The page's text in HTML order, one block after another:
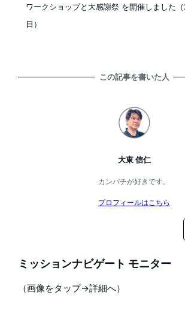
ワークショップと大感謝祭 を開催しました
日）
この記事を書いた人
大東 信仁
カンパチが好きです。
プロフィールはこちら
ミッションナビゲート モニター
（画像をタップ→詳細へ）